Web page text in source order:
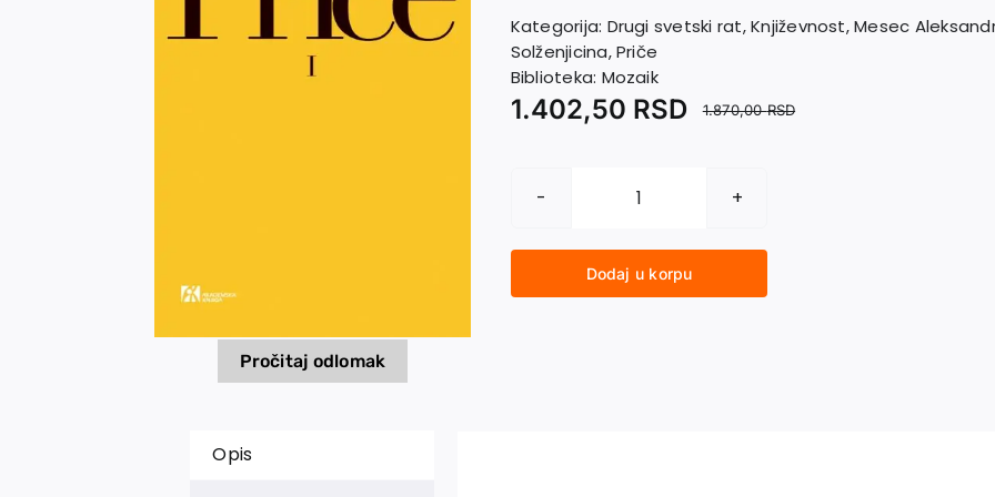
Pročitaj odlomak
Kategorija: Drugi svetski rat,Književnost,Mesec
Solženjicina,Priče
Biblioteka: Mozaik
1.870,00RSD
1.402,50 RSD
PRIČE
količina
Dodaj u korpu
Opis